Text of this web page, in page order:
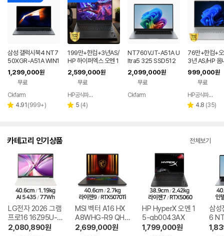
삼성 갤럭시북4 NT7
50XGR-A51A WIN1
1 FPP(버젼UP설치)
업무용 학생용 사무용
노트북 문스톤그레이
1,299,000원
무료
페이
Ckfarm
별 4.91 리
(999+)
199만+한컴+3년AS/
HP 하이퍼엑스 오멘 1
6 AI7 450 RTX506
0 게이밍 노트북
2,599,000원
무료
HP공식파트너 이텍컴퓨터
별 5 리
(4)
NT760VJT-A51A U
ltra5 325 SSD512
G WIN11 FPP(버젼U
P설치) 삼성전자 갤럭
시북6 2026년 신제
품 노트북 그레이색
2,099,000원
무료
Ckfarm
76만+한컴+
3년 AS/HP 옴
6인치 사무용
저렴한 대학생
999,000원
무료
HP공식파트너 이텍컴퓨터
별 4.8 리
(35)
카테고리 인기상품 전체보기
LG전자 2026 그램
프로16 16Z95U-G
S5WK
2,080,890원
MSI 벡터 A16 HX
A8WHG-R9 QHD
+
2,699,000원
HP HyperX 오멘 1
5-gb0043AX
1,799,000원
삼성
6
A